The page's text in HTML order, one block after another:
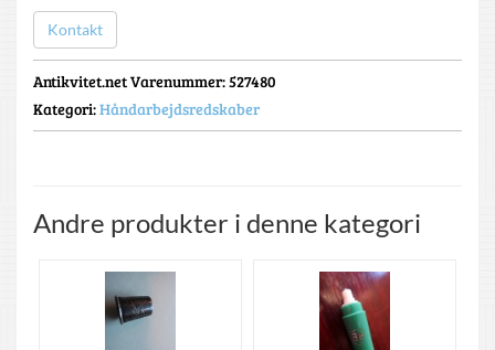
Kontakt
Antikvitet.net Varenummer: 527480
Kategori:Håndarbejdsredskaber
Andre produkter i denne kategori